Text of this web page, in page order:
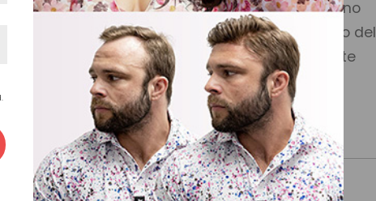
de 5 cm de ancho y con piel de poliuretano
de grosor) que cubre la zona perimetral. Ancho del
9 cm en la parte posterior y 5 cm en la parte
encaje en la parte superior para hacerla
perímetro de piel facilita el corte a cualquier
cortar hasta 15x20 cm, prácticamente cualquier